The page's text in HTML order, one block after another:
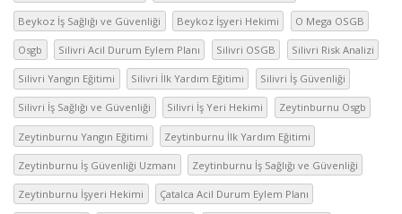
Beykoz İş Sağlığı ve Güvenliği Beykoz İşyeri Hekimi O Mega OSGB
Osgb Silivri Acil Durum Eylem Planı Silivri OSGB Silivri Risk Analizi
Silivri Yangın Eğitimi Silivri İlk Yardım Eğitimi Silivri İş Güvenliği
Silivri İş Sağlığı ve Güvenliği Silivri İş Yeri Hekimi Zeytinburnu Osgb
Zeytinburnu Yangın Eğitimi Zeytinburnu İlk Yardım Eğitimi
Zeytinburnu İş Güvenliği Uzmanı Zeytinburnu İş Sağlığı ve Güvenliği
Zeytinburnu İşyeri Hekimi Çatalca Acil Durum Eylem Planı